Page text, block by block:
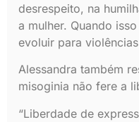
desrespeito, na
a mulher. Quando
evoluir para
Alessandra também
misoginia não fere a
“Liberdade de